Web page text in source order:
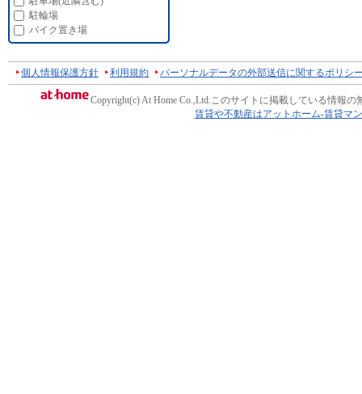
駐輪場
バイク置き場
個人情報保護方針 利用規約 パーソナルデータの外部送信に関するポリシ
Copyright(c) At Home Co.,Ltd.このサイトに掲載している情報の
賃貸や不動産はアットホーム-賃貸マ